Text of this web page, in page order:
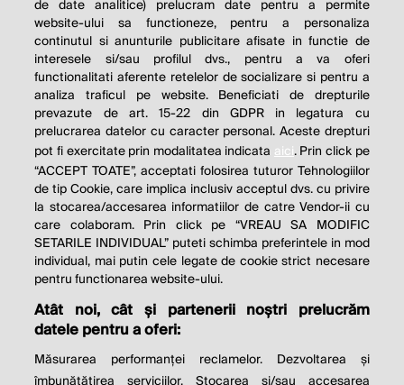
THE SOCIAL RESPONSIBILITY OF
BUSINESS IS TO INCREASE ITS
PROFITS.
Milton Friedman
© 2026 Profit.ro. Toate drepturile rezervate.
Dezvoltat de1616.ro
Contact Publicitate
Politica de cookie Politica de
Setări cookies
de date analitice) prelucram date pentru a permite
website-ului sa functioneze, pentru a personaliza
continutul si anunturile publicitare afisate in functie de
interesele si/sau profilul dvs., pentru a va oferi
functionalitati aferente retelelor de socializare si pentru a
analiza traficul pe website. Beneficiati de drepturile
prevazute de art. 15-22 din GDPR in legatura cu
prelucrarea datelor cu caracter personal. Aceste drepturi
pot fi exercitate prin modalitatea indicata aici. Prin click pe
“ACCEPT TOATE”, acceptati folosirea tuturor Tehnologiilor
de tip Cookie, care implica inclusiv acceptul dvs. cu privire
la stocarea/accesarea informatiilor de catre Vendor-ii cu
care colaboram. Prin click pe “VREAU SA MODIFIC
SETARILE INDIVIDUAL” puteti schimba preferintele in mod
individual, mai putin cele legate de cookie strict necesare
pentru functionarea website-ului.
Atât noi, cât și partenerii noștri prelucrăm
datele pentru a oferi:
Măsurarea performanței reclamelor. Dezvoltarea și